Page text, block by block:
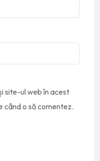
site-ul web în acest
o să comentez.